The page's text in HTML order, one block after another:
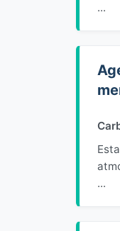
...
...